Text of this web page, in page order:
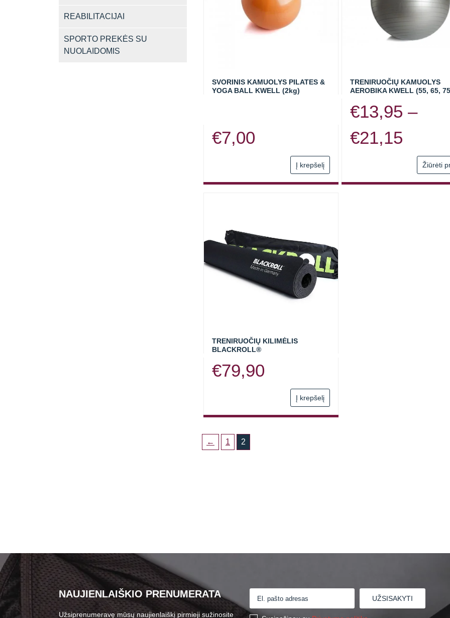
REABILITACIJAI
SPORTO PREKĖS SU
NUOLAIDOMIS
SVORINIS KAMUOLYS PILATES &
YOGA BALL KWELL (2kg)
€7,00
Į krepšelį
TRENIRUOČIŲ KAMUOLYS
AEROBIKA KWELL (55, 65,
€13,95 –
€21,15Price
Žiūrėti
TRENIRUOČIŲ KILIMĖLIS
BLACKROLL®
€79,90
Į krepšelį
← 1 2
NAUJIENLAIŠKIO PRENUMERATA
Užsiprenumeravę mūsų naujienlaiškį pirmieji sužinosite